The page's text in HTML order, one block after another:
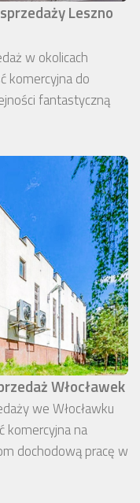
Leszno
w okolicach
komercyjna do
fantastyczną
Włocławek
we Włocławku
komercyjna na
dochodową pracę w